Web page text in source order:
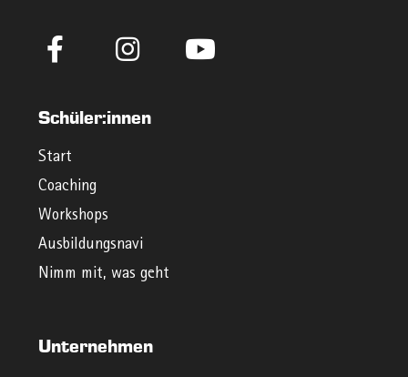
Schüler:innen
Start
Coaching
Workshops
Ausbildungsnavi
Nimm mit, was geht
Unternehmen